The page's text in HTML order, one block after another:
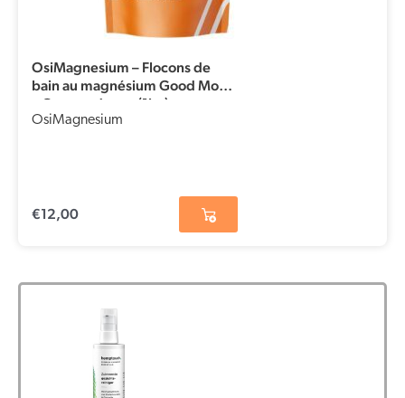
OsiMagnesium – Flocons de
bain au magnésium Good Mood
– Orange douce (1kg)
OsiMagnesium
€12,00